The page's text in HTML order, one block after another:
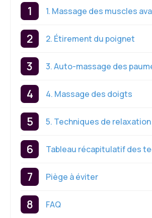
1. Massage des muscles
2. Étirement du poignet
3. Auto-massage des
4. Massage des doigts
5. Techniques de
Tableau récapitulatif des
Piège à éviter
FAQ